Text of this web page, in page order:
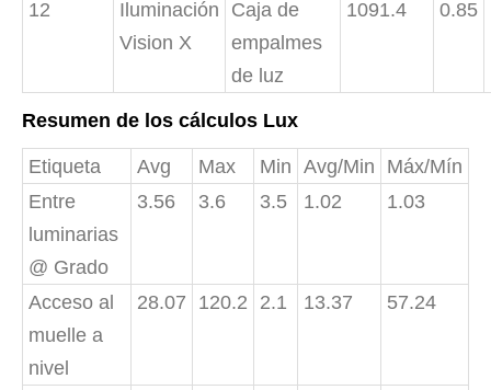
12
Iluminación
Vision X
Caja de
empalmes
de luz
1091.4 0.85
Resumen de los cálculos Lux
Etiqueta Avg Max Min Avg/Min
Máx/Mín
Entre
luminarias
@ Grado
3.56 3.6 3.5 1.02 1.03
Acceso al
muelle a
nivel
28.07 120.2 2.1 13.37 57.24